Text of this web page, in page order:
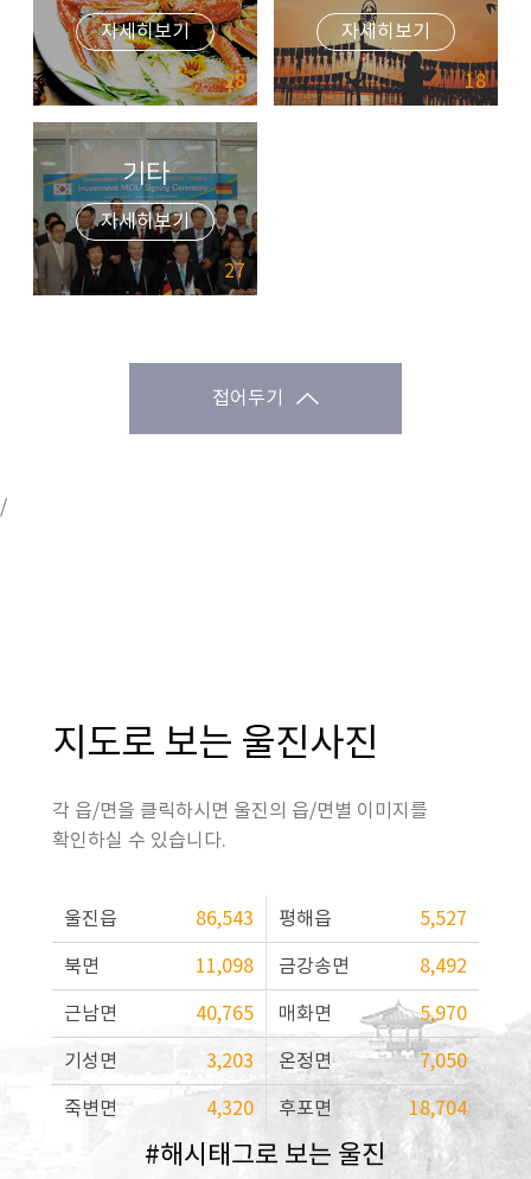
자세히보기
28
자세히보기
18
기타
자세히보기
27
접어두기
/
지도로 보는 울진사진
각 읍/면을 클릭하시면 울진의 읍/면별 이미지를
확인하실 수 있습니다.
울진읍 86,543 평해읍 5,527
북면 11,098 금강송면 8,492
근남면 40,765 매화면 5,970
기성면 3,203 온정면 7,050
죽변면 4,320 후포면 18,704
#해시태그로 보는 울진